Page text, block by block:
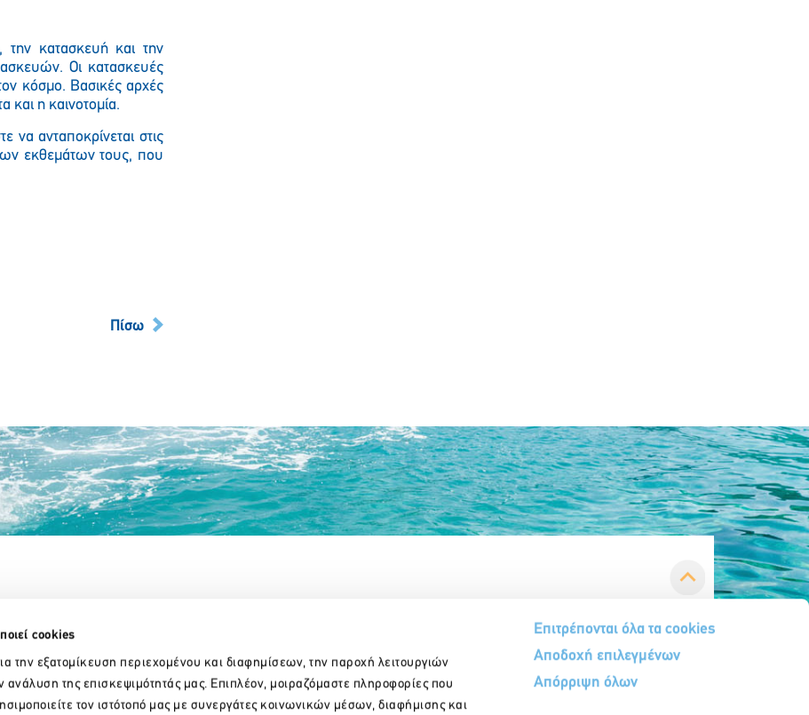
cookies
την εξατομίκευση περιεχομένου και διαφημίσεων, την παροχή λειτουργιών
της επισκεψιμότητάς μας. Επιπλέον, μοιραζόμαστε πληροφορίες που
τον ιστότοπό μας με συνεργάτες κοινωνικών μέσων, διαφήμισης και
Επιτρέπονται όλα τα cookies
Αποδοχή επιλεγμένων
Απόρριψη όλων
την κατασκευή και την
Οι κατασκευές
κόσμο. Βασικές αρχές
και η καινοτομία.
να ανταποκρίνεται στις
εκθεμάτων τους, που
Πίσω